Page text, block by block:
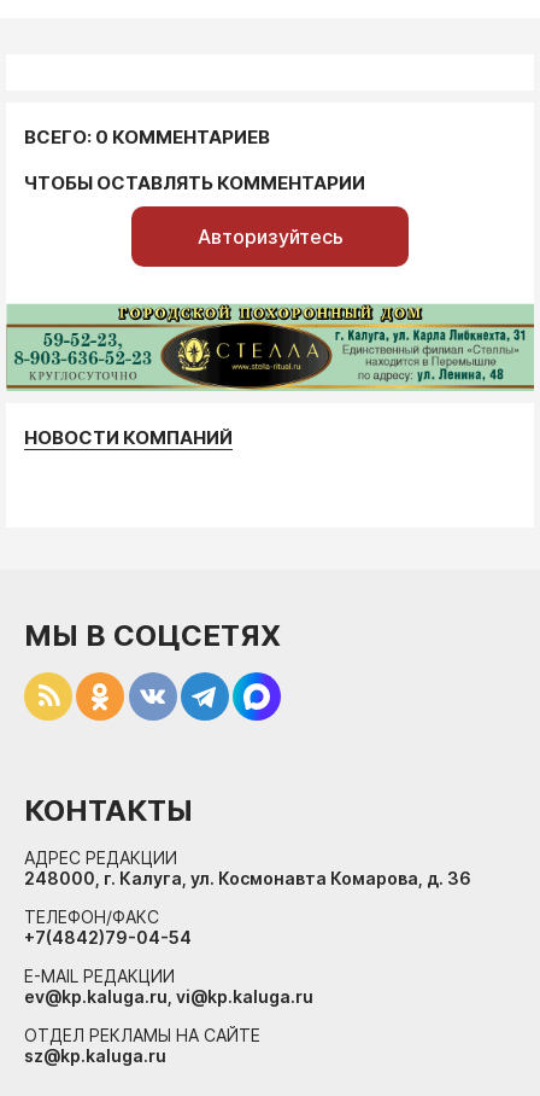
ВСЕГО: 0 КОММЕНТАРИЕВ
ЧТОБЫ ОСТАВЛЯТЬ КОММЕНТАРИИ
Авторизуйтесь
НОВОСТИ КОМПАНИЙ
МЫ В СОЦСЕТЯХ
КОНТАКТЫ
АДРЕС РЕДАКЦИИ
248000, г. Калуга, ул. Космонавта Комарова, д. 36
ТЕЛЕФОН/ФАКС
+7(4842)79-04-54
E-MAIL РЕДАКЦИИ
ev@kp.kaluga.ru, vi@kp.kaluga.ru
ОТДЕЛ РЕКЛАМЫ НА САЙТЕ
sz@kp.kaluga.ru